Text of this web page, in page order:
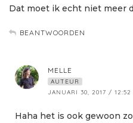
Dat moet ik echt niet meer
BEANTWOORDEN
MELLE
AUTEUR
JANUARI 30, 2017 / 12:52
Haha het is ook gewoon